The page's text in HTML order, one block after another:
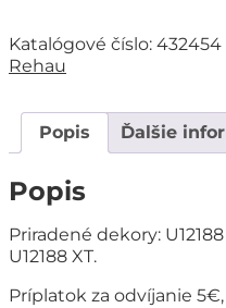
Katalógové číslo: 432454
Rehau
Popis Ďalšie
Popis
Priradené dekory: U12188
U12188 XT.
Príplatok za odvíjanie